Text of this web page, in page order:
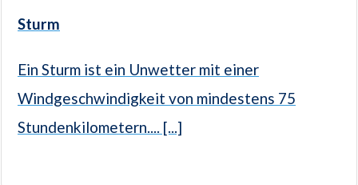
Sturm
Ein Sturm ist ein Unwetter mit einer
Windgeschwindigkeit von mindestens 75
Stundenkilometern.... [...]